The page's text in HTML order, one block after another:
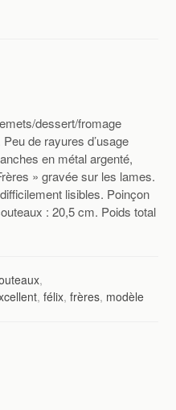
dessert/fromage
de rayures d’usage
en métal argenté,
» gravée sur les lames.
lisibles. Poinçon
: 20,5 cm. Poids total
,
,félix,frères, modèle